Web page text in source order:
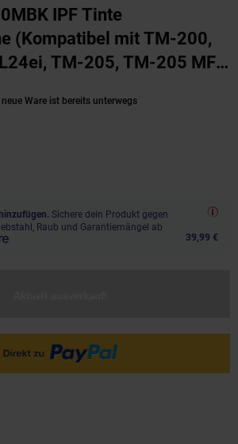
IPF Tinte
(Kompatibel mit TM-200,
TM-205, TM-205 MFP
L36ei)(Produkt aktuell
neue Ware ist bereits unterwegs
Sichere dein Produkt gegen
Raub und Garantiemängel ab
39,99 €